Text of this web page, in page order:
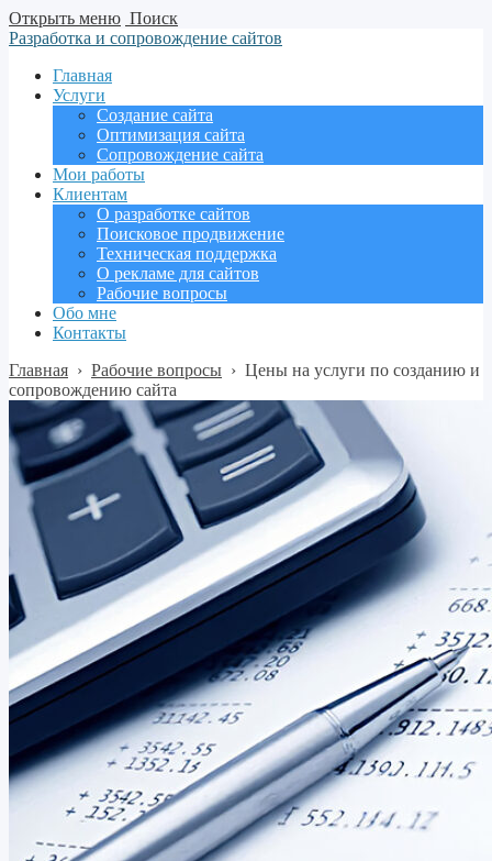
Открыть меню Поиск
Разработка и сопровождение сайтов
Главная
Услуги
Создание сайта
Оптимизация сайта
Сопровождение сайта
Мои работы
Клиентам
О разработке сайтов
Поисковое продвижение
Техническая поддержка
О рекламе для сайтов
Рабочие вопросы
Обо мне
Контакты
Главная › Рабочие вопросы › Цены на услуги по созданию и
сопровождению сайта